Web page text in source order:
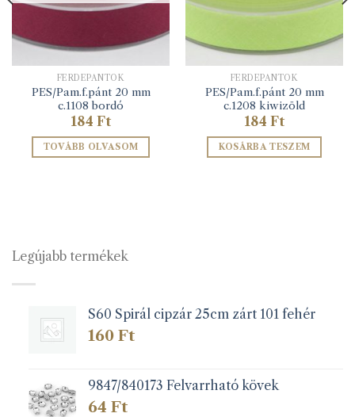
FERDEPÁNTOK
PES/Pam.f.pánt 20 mm
c.1108 bordó
184 Ft
TOVÁBB OLVASOM
FERDEPÁNTOK
PES/Pam.f.pánt 20 mm
c.1208 kiwizöld
184 Ft
KOSÁRBA TESZEM
Legújabb termékek
S60 Spirál cipzár 25cm zárt 101 fehér
160 Ft
9847/840173 Felvarrható kövek
64 Ft